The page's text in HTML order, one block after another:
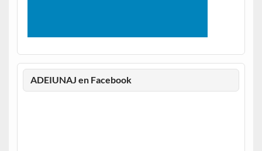
ADEIUNAJ en Facebook